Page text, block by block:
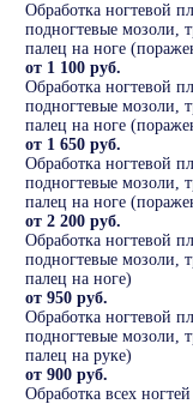
Обработка ногтевой
подногтевые мозоли,
палец на ноге
от 1 100 руб.
Обработка ногтевой
подногтевые мозоли,
палец на ноге
от 1 650 руб.
Обработка ногтевой
подногтевые мозоли,
палец на ноге
от 2 200 руб.
Обработка ногтевой
подногтевые мозоли,
палец на ноге)
от 950 руб.
Обработка ногтевой
подногтевые мозоли,
палец на руке)
от 900 руб.
Обработка всех